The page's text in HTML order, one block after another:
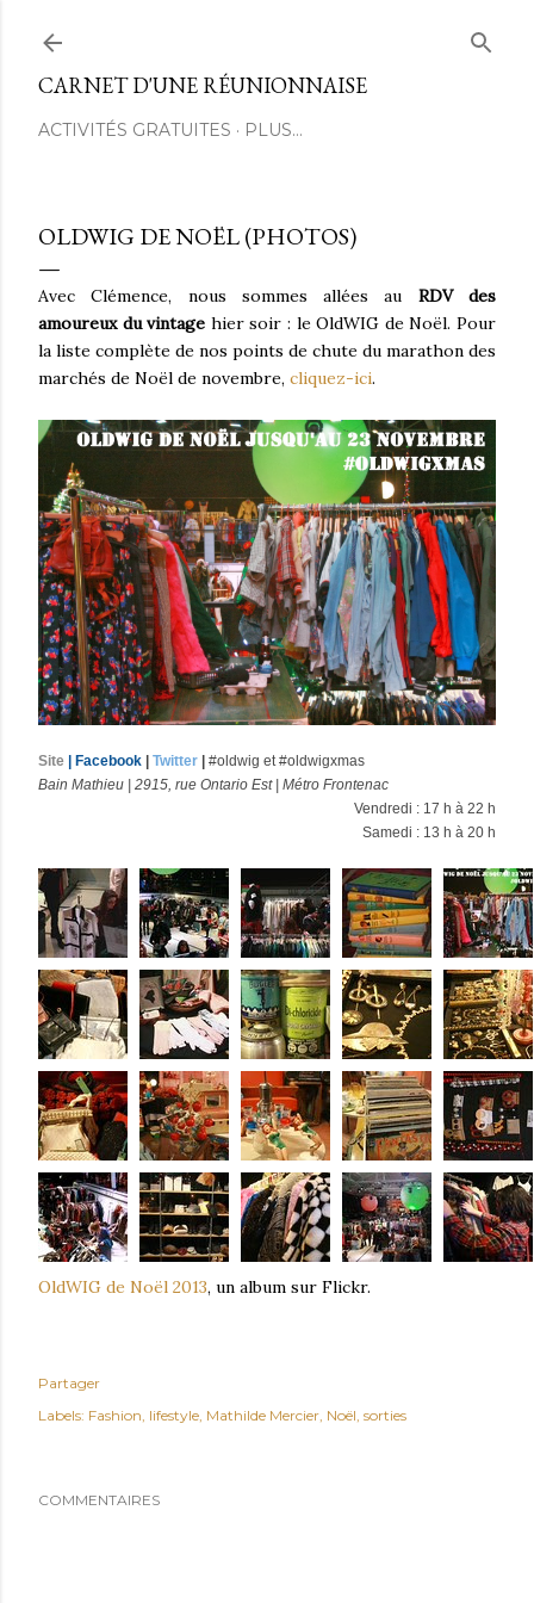
CARNET D'UNE RÉUNIONNAISE
ACTIVITÉS GRATUITES PLUS…
OLDWIG DE NOËL (PHOTOS)
Avec Clémence, nous sommes allées au RDV des
amoureux du vintage hier soir : le OldWIG de Noël. Pour
la liste complète de nos points de chute du marathon des
marchés de Noël de novembre, cliquez-ici.
Site Facebook Twitter
#oldwig et #oldwigxmas
Bain Mathieu | 2915, rue Ontario Est | Métro Frontenac
Vendredi : 17 h à 22 h
Samedi : 13 h à 20 h
OldWIG de Noël 2013, un album sur Flickr.
Partager
Labels: Fashion lifestyle Mathilde Mercier Noël sorties
COMMENTAIRES